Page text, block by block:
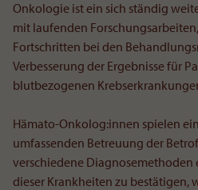
Onkologie ist ein sich ständig
mit laufenden
Fortschritten bei den
Verbesserung der Ergebnisse für
blutbezogenen
Hämato-Onkolog:innen spielen
umfassenden Betreuung der
verschiedene Diagnosemethoden
dieser Krankheiten zu bestätigen,